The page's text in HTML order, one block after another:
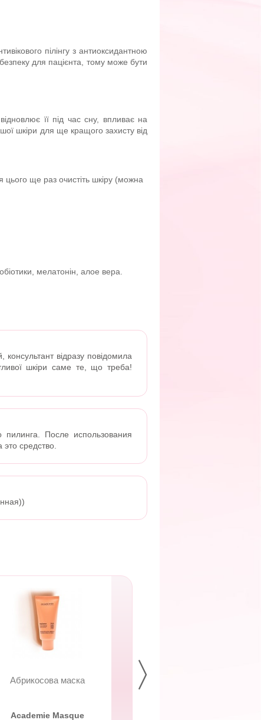
пілінгу з антиоксидантною
для пацієнта, тому може бути
її під час сну, впливає на
шкіри для ще кращого захисту від
ще раз очистіть шкіру (можна
мелатонін, алое вера.
консультант відразу повідомила
шкіри саме те, що треба!
После использования
средство.
Абрикосова маска
Academie Masque